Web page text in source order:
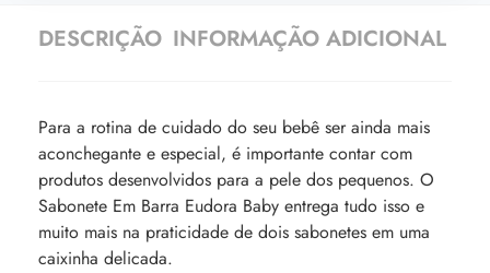
DESCRIÇÃO INFORMAÇÃO ADICIONAL
Para a rotina de cuidado do seu bebê ser ainda mais
aconchegante e especial, é importante contar com
produtos desenvolvidos para a pele dos pequenos. O
Sabonete Em Barra Eudora Baby entrega tudo isso e
muito mais na praticidade de dois sabonetes em uma
caixinha delicada.